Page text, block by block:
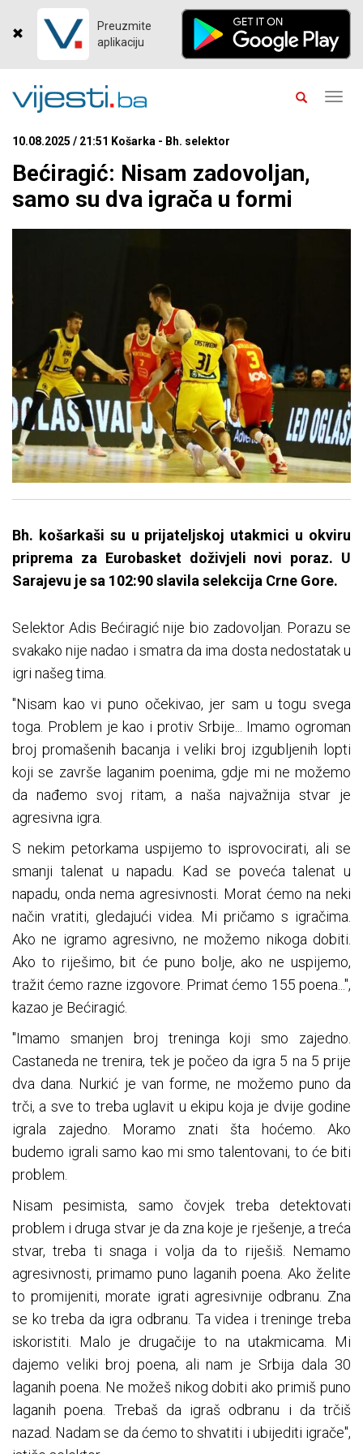
Preuzmite
aplikaciju
10.08.2025 / 21:51 Košarka - Bh. selektor
Bećiragić: Nisam zadovoljan,
samo su dva igrača u formi
Bh. košarkaši su u prijateljskoj utakmici u okviru
priprema za Eurobasket doživjeli novi poraz. U
Sarajevu je sa 102:90 slavila selekcija Crne Gore.
Selektor Adis Bećiragić nije bio zadovoljan. Porazu se
svakako nije nadao i smatra da ima dosta nedostatak u
igri našeg tima.
"Nisam kao vi puno očekivao, jer sam u togu svega
toga. Problem je kao i protiv Srbije... Imamo ogroman
broj promašenih bacanja i veliki broj izgubljenih lopti
koji se završe laganim poenima, gdje mi ne možemo
da nađemo svoj ritam, a naša najvažnija stvar je
agresivna igra.
S nekim petorkama uspijemo to isprovocirati, ali se
smanji talenat u napadu. Kad se poveća talenat u
napadu, onda nema agresivnosti. Morat ćemo na neki
način vratiti, gledajući videa. Mi pričamo s igračima.
Ako ne igramo agresivno, ne možemo nikoga dobiti.
Ako to riješimo, bit će puno bolje, ako ne uspijemo,
tražit ćemo razne izgovore. Primat ćemo 155 poena...",
kazao je Bećiragić.
"Imamo smanjen broj treninga koji smo zajedno.
Castaneda ne trenira, tek je počeo da igra 5 na 5 prije
dva dana. Nurkić je van forme, ne možemo puno da
trči, a sve to treba uglavit u ekipu koja je dvije godine
igrala zajedno. Moramo znati šta hoćemo. Ako
budemo igrali samo kao mi smo talentovani, to će biti
problem.
Nisam pesimista, samo čovjek treba detektovati
problem i druga stvar je da zna koje je rješenje, a treća
stvar, treba ti snaga i volja da to riješiš. Nemamo
agresivnosti, primamo puno laganih poena. Ako želite
to promijeniti, morate igrati agresivnije odbranu. Zna
se ko treba da igra odbranu. Ta videa i treninge treba
iskoristiti. Malo je drugačije to na utakmicama. Mi
dajemo veliki broj poena, ali nam je Srbija dala 30
laganih poena. Ne možeš nikog dobiti ako primiš puno
laganih poena. Trebaš da igraš odbranu i da trčiš
nazad. Nadam se da ćemo to shvatiti i ubijediti igrače",